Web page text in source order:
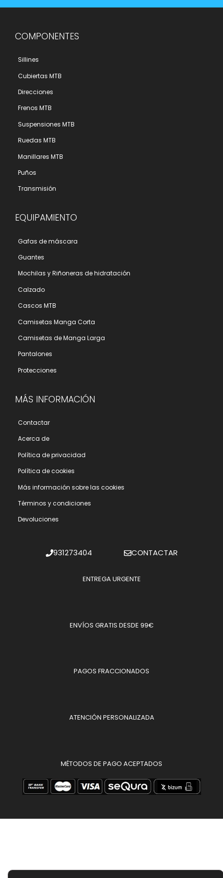
COMPONENTES
Sillines
Cubiertas MTB
Direcciones
Frenos MTB
Suspensiones MTB
Ruedas MTB
Manillares MTB
Puños
Transmisión
EQUIPAMIENTO
Gafas de máscara
Guantes
Mochilas y Riñoneras de hidratación
Calzado
Cascos MTB
Camisetas Manga Corta
Camisetas de Manga Larga
Pantalones
Protecciones
MÁS INFORMACIÓN
Contactar
Acerca de
Polí­tica de privacidad
Polí­tica de cookies
Más información sobre las cookies
Términos y condiciones
Devoluciones
931273404 CONTACTAR
ENTREGA URGENTE
ENVÍOS GRATIS DESDE 99€
PAGOS FRACCIONADOS
ATENCIÓN PERSONALIZADA
MÉTODOS DE PAGO ACEPTADOS